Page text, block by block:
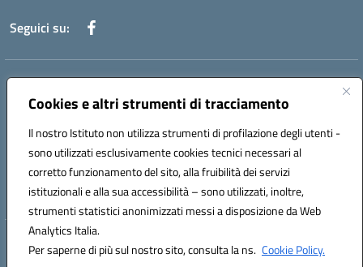
Cookies e altri strumenti di tracciamento
Il nostro Istituto non utilizza strumenti di profilazione degli utenti -
sono utilizzati esclusivamente cookies tecnici necessari al
corretto funzionamento del sito, alla fruibilità dei servizi
istituzionali e alla sua accessibilità – sono utilizzati, inoltre,
strumenti statistici anonimizzati messi a disposizione da Web
Analytics Italia.
Per saperne di più sul nostro sito, consulta la ns. Cookie Policy.
Seguici su:
Indirizzo:
Centralino:089868360 Email:saic857007@istruzione.it
Codice fiscale: 80025860653
Codice meccanografico:
SAIC857007
Codice Indice delle Pubbliche Amministrazioni (IPA): istsc_saic857007
Hosting & Powered by 3D Solution S.r.l.
Concept & Design by Designers Italia